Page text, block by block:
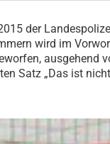
der
wird im
ausgehend
Satz „Das ist